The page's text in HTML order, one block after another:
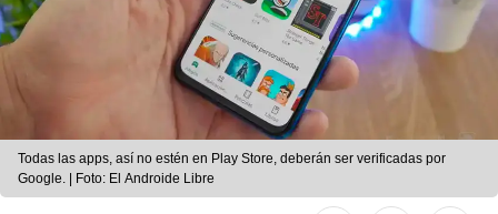
Todas las apps, así no estén en Play Store, deberán ser verificadas por
Google. | Foto: El Androide Libre